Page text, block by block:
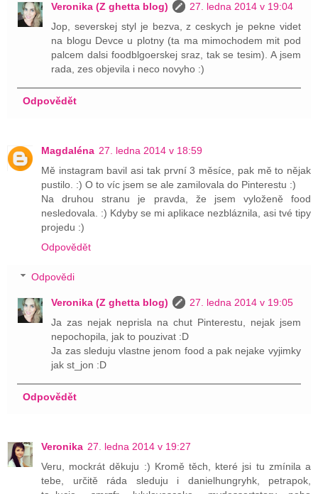
Veronika (Z ghetta blog)
27. ledna 2014 v 19:04
Jop, severskej styl je bezva, z ceskych je pekne videt
na blogu Devce u plotny (ta ma mimochodem mit pod
palcem dalsi foodblgoerskej sraz, tak se tesim). A jsem
rada, zes objevila i neco novyho :)
Odpovědět
Magdaléna 27. ledna 2014 v 18:59
Mě instagram bavil asi tak první 3 měsíce, pak mě to nějak
pustilo. :) O to víc jsem se ale zamilovala do Pinterestu :)
Na druhou stranu je pravda, že jsem vyloženě food
nesledovala. :) Kdyby se mi aplikace nezbláznila, asi tvé tipy
projedu :)
Odpovědět
Odpovědi
Veronika (Z ghetta blog)
27. ledna 2014 v 19:05
Ja zas nejak neprisla na chut Pinterestu, nejak jsem
nepochopila, jak to pouzivat :D
Ja zas sleduju vlastne jenom food a pak nejake vyjimky
jak st_jon :D
Odpovědět
Veronika 27. ledna 2014 v 19:27
Veru, mockrát děkuju :) Kromě těch, které jsi tu zmínila a
tebe, určitě ráda sleduju i danielhungryhk, petrapok,